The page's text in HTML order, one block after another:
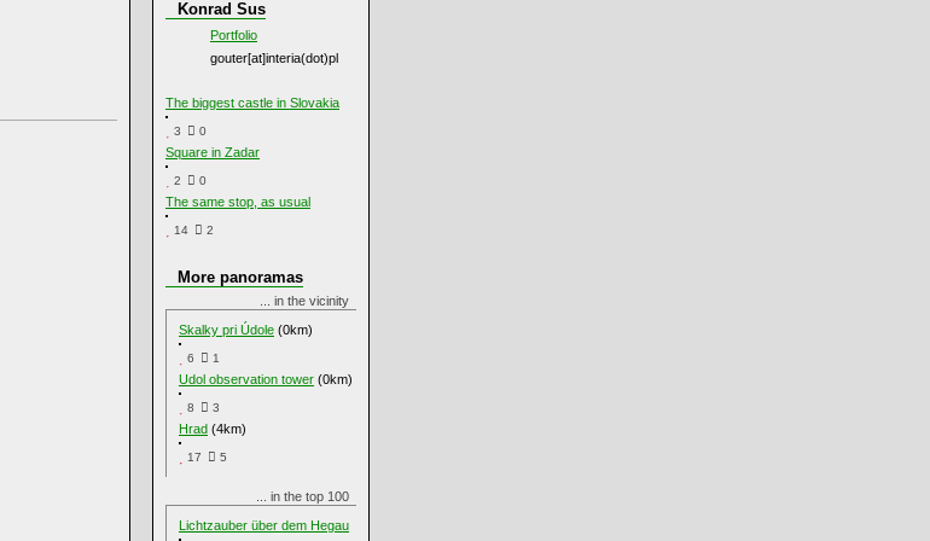
Konrad Sus
Portfolio
gouter[at]interia(dot)pl
The biggest castle in Slovakia
3 0
Square in Zadar
2 0
The same stop, as usual
14 2
More panoramas
... in the vicinity
Skalky pri Údole (0km)
6 1
Udol observation tower (0km)
8 3
Hrad (4km)
17 5
... in the top 100
Lichtzauber über dem Hegau